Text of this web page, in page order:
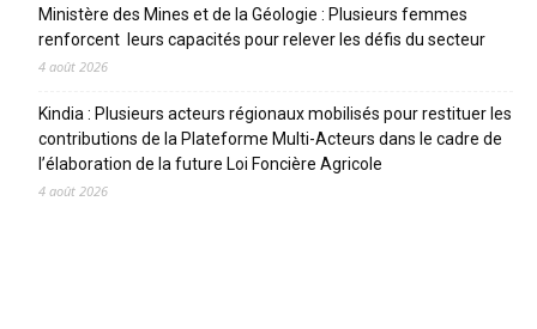
Ministère des Mines et de la Géologie : Plusieurs femmes
renforcent leurs capacités pour relever les défis du secteur
4 août 2026
Kindia : Plusieurs acteurs régionaux mobilisés pour restituer les
contributions de la Plateforme Multi-Acteurs dans le cadre de
l’élaboration de la future Loi Foncière Agricole
4 août 2026